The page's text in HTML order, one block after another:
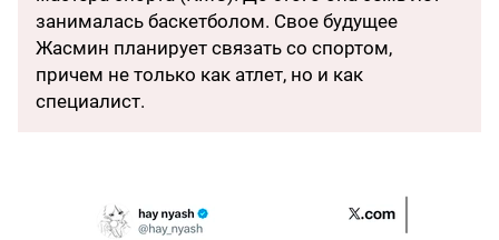
занималась баскетболом. Свое будущее
Жасмин планирует связать со спортом,
причем не только как атлет, но и как
специалист.